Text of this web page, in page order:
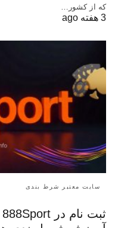
که از کشور…
3 هفته ago
سایت معتبر شرط بندی